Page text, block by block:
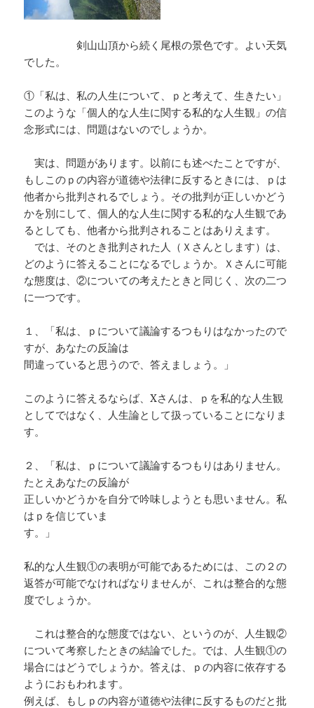
剣山山頂から続く尾根の景色です。よい天気
でした。
①「私は、私の人生について、ｐと考えて、生きたい」
このような「個人的な人生に関する私的な人生観」の信
念形式には、問題はないのでしょうか。
実は、問題があります。以前にも述べたことですが、
もしこのｐの内容が道徳や法律に反するときには、ｐは
他者から批判されるでしょう。その批判が正しいかどう
かを別にして、個人的な人生に関する私的な人生観であ
るとしても、他者から批判されることはありえます。
では、そのとき批判された人（Ｘさんとします）は、
どのように答えることになるでしょうか。Ｘさんに可能
な態度は、②についての考えたときと同じく、次の二つ
に一つです。
１、「私は、ｐについて議論するつもりはなかったので
すが、あなたの反論は
間違っていると思うので、答えましょう。」
このように答えるならば、Xさんは、ｐを私的な人生観
としてではなく、人生論として扱っていることになりま
す。
２、「私は、ｐについて議論するつもりはありません。
たとえあなたの反論が
正しいかどうかを自分で吟味しようとも思いません。私
はｐを信じていま
す。」
私的な人生観①の表明が可能であるためには、この２の
返答が可能でなければなりませんが、これは整合的な態
度でしょうか。
これは整合的な態度ではない、というのが、人生観②
について考察したときの結論でした。では、人生観①の
場合にはどうでしょうか。答えは、ｐの内容に依存する
ようにおもわれます。
例えば、もしｐの内容が道徳や法律に反するものだと批